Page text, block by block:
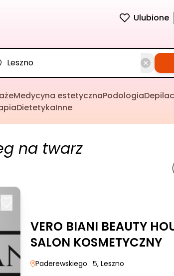
Ulubione
Medycyna estetycznaPodologia
DietetykaInne
na twarz
VERO BIANI BEAUTY
SALON KOSMETYCZNY
Paderewskiego | 5, Leszno